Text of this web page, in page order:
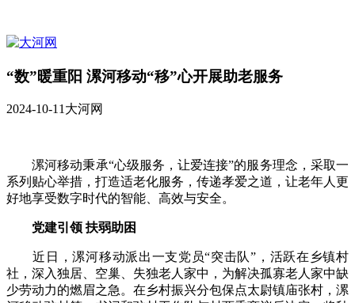
“数”暖重阳 漯河移动“移”心开展助老服务
2024-10-11大河网
漯河移动秉承“心级服务，让爱连接”的服务理念，采取一
系列贴心举措，打造适老化服务，传递孝爱之道，让老年人更
好地享受数字时代的智能、高效与安全。
党建引领 扶弱助困
近日，漯河移动派出一支党员“突击队”，活跃在乡镇村
社，深入独居、空巢、失独老人家中，为解决孤寡老人家中缺
少劳动力的燃眉之急。在乡村振兴分包保点太尉镇庙张村，漯